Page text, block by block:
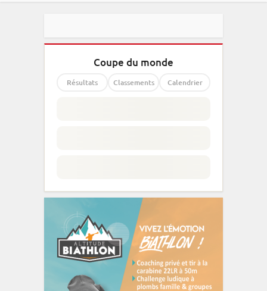
Coupe du monde
Résultats Classements Calendrier